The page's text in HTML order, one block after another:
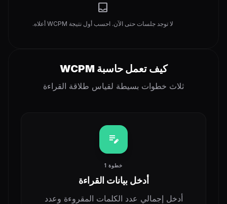
inbox
لا توجد جلسات حتى الآن. احسب أول نتيجة WCPM أعلاه.
كيف تعمل حاسبة WCPM
ثلاث خطوات بسيطة لقياس طلاقة القراءة
edit_note
خطوة 1
أدخل بيانات القراءة
أدخل إجمالي عدد الكلمات المقروءة وعدد